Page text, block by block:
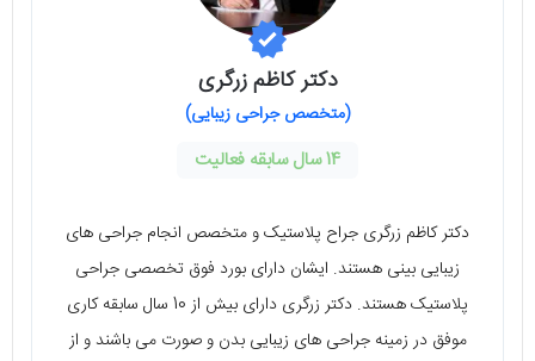
دکتر کاظم زرگری
(متخصص جراحی زیبایی)
14 سال سابقه فعالیت
دکتر کاظم زرگری جراح پلاستیک و متخصص انجام جراحی های
زیبایی بینی هستند. ایشان دارای بورد فوق تخصصی جراحی
پلاستیک هستند. دکتر زرگری دارای بیش از 10 سال سابقه کاری
موفق در زمینه جراحی های زیبایی بدن و صورت می باشند و از